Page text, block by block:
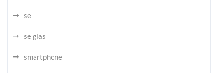
se
se glas
smartphone